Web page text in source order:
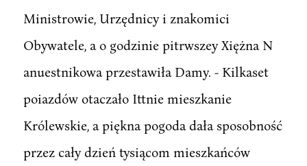
Ministrowie, Urzędnicy i znakomici
Obywatele, a o godzinie pitrwszey Xiężna N
anuestnikowa przestawiła Damy. - Kilkaset
poiazdów otaczało Ittnie mieszkanie
Królewskie, a piękna pogoda dała sposobność
przez cały dzień tysiącom mieszkańców